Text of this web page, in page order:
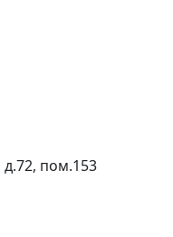
д.72, пом.153